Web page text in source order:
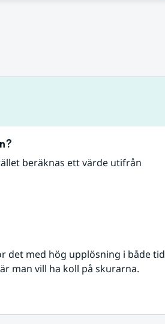
beräknas ett värde utifrån
det med hög upplösning i både tid
man vill ha koll på skurarna.